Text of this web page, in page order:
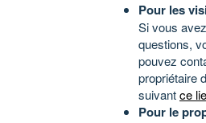
Pour les
Si vous
questions,
pouvez
propriétaire
suivantce
Pour le